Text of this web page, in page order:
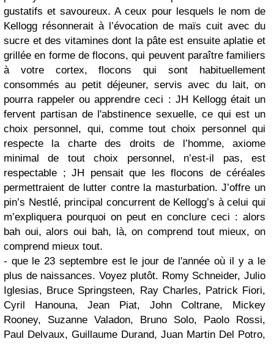
gustatifs et savoureux. A ceux pour lesquels le nom de
Kellogg résonnerait à l’évocation de maïs cuit avec du
sucre et des vitamines dont la pâte est ensuite aplatie et
grillée en forme de flocons, qui peuvent paraître familiers
à votre cortex, flocons qui sont habituellement
consommés au petit déjeuner, servis avec du lait, on
pourra rappeler ou apprendre ceci : JH Kellogg était un
fervent partisan de l'abstinence sexuelle, ce qui est un
choix personnel, qui, comme tout choix personnel qui
respecte la charte des droits de l’homme, axiome
minimal de tout choix personnel, n’est-il pas, est
respectable ; JH pensait que les flocons de céréales
permettraient de lutter contre la masturbation. J’offre un
pin’s Nestlé, principal concurrent de Kellogg’s à celui qui
m’expliquera pourquoi on peut en conclure ceci : alors
bah oui, alors oui bah, là, on comprend tout mieux, on
comprend mieux tout.
- que le 23 septembre est le jour de l'année où il y a le
plus de naissances. Voyez plutôt. Romy Schneider, Julio
Iglesias, Bruce Springsteen, Ray Charles, Patrick Fiori,
Cyril Hanouna, Jean Piat, John Coltrane, Mickey
Rooney, Suzanne Valadon, Bruno Solo, Paolo Rossi,
Paul Delvaux, Guillaume Durand, Juan Martin Del Potro,